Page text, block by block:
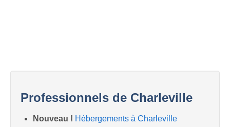
Professionnels de Charleville
Nouveau ! Hébergements à Charleville